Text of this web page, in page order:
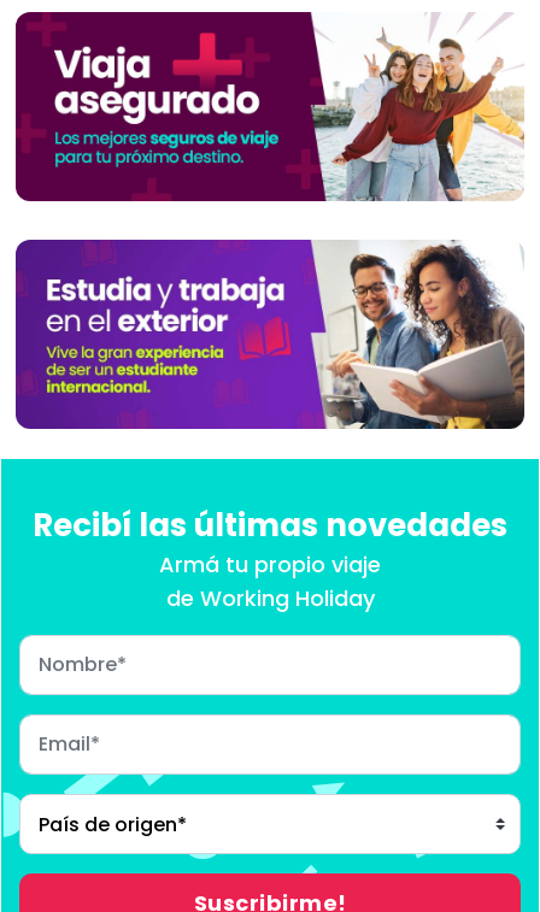
Recibí las últimas novedades
Armá tu propio viaje
de Working Holiday